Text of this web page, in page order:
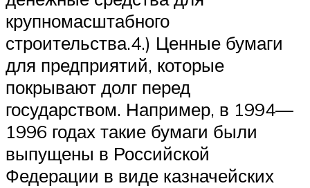
крупномасштабного
строительства.4.) Ценные бумаги
для предприятий, которые
покрывают долг перед
государством. Например, в 1994—
1996 годах такие бумаги были
выпущены в Российской
Федерации в виде казначейских